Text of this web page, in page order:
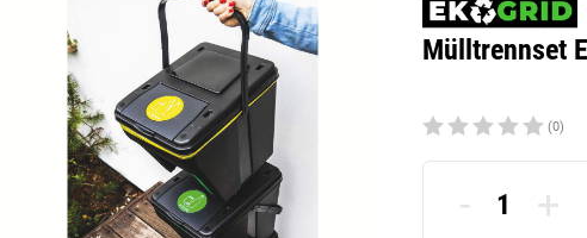
Mülltrennset
(0)
- +